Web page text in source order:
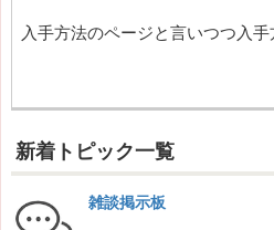
入手方法のページと言いつつ入
新着トピック一覧
雑談掲示板